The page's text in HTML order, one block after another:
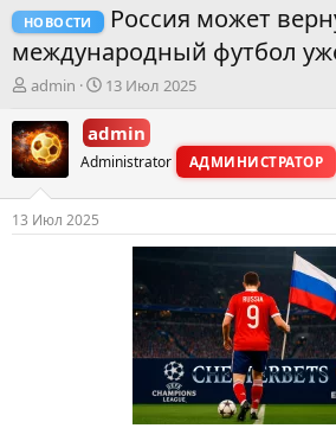
НОВОСТИ
Россия может
международный футбол
А
т
о
р
т
е
м
admin
Д
т
а
н
а
13 Июл 2025
admin
Administrator АДМИНИСТРАТОР
13 Июл 2025